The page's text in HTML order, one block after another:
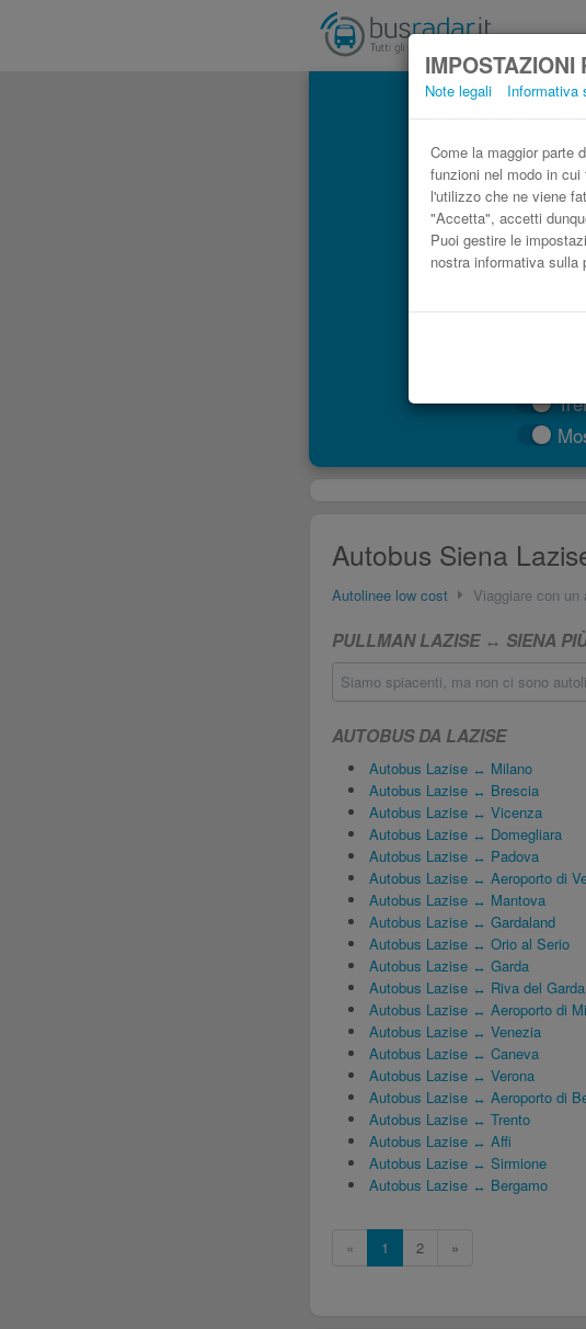
IMPOSTAZIONI
Note legali Informativa
Come la maggior parte
funzioni nel modo in
l'utilizzo che ne viene
"Accetta", accetti
Puoi gestire le
nostra informativa sulla
Autobus Siena
Autolinee low cost Viaggiare con un
PULLMAN LAZISE ↔ SIENA
Siamo spiacenti, ma non ci sono
AUTOBUS DA LAZISE
Autobus Lazise ↔ Milano
Autobus Lazise ↔ Brescia
Autobus Lazise ↔ Vicenza
Autobus Lazise ↔ Domegliara
Autobus Lazise ↔ Padova
Autobus Lazise ↔ Aeroporto di
Autobus Lazise ↔ Mantova
Autobus Lazise ↔ Gardaland
Autobus Lazise ↔ Orio al Serio
Autobus Lazise ↔ Garda
Autobus Lazise ↔ Riva del Garda
Autobus Lazise ↔ Aeroporto di
Autobus Lazise ↔ Venezia
Autobus Lazise ↔ Caneva
Autobus Lazise ↔ Verona
Autobus Lazise ↔ Aeroporto di
Autobus Lazise ↔ Trento
Autobus Lazise ↔ Affi
Autobus Lazise ↔ Sirmione
Autobus Lazise ↔ Bergamo
« 1 2 »